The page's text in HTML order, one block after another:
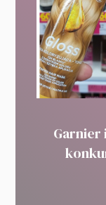
Garnier